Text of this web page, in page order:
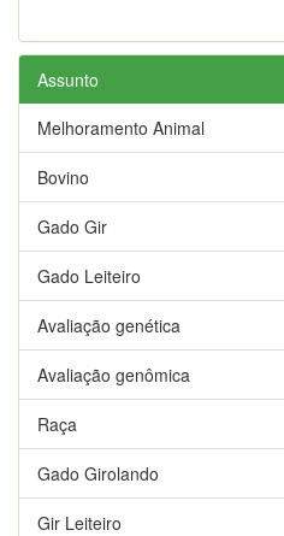
Assunto
Melhoramento Animal
Bovino
Gado Gir
Gado Leiteiro
Avaliação genética
Avaliação genômica
Raça
Gado Girolando
Gir Leiteiro